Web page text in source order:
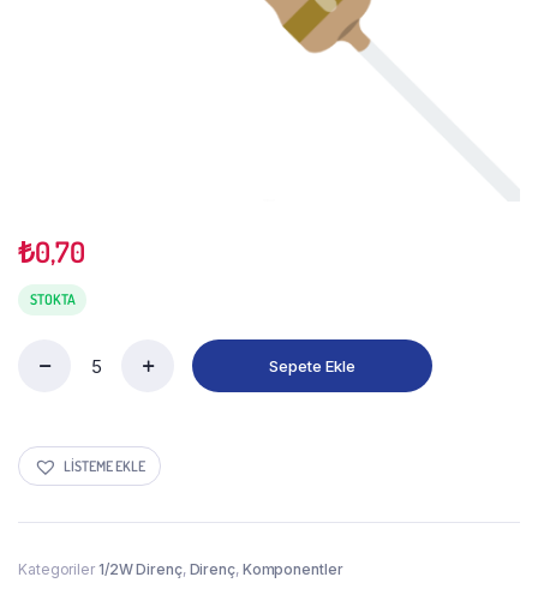
₺0,70
STOKTA
Sepete Ekle
LISTEME EKLE
Kategoriler 1/2W Direnç, Direnç, Komponentler